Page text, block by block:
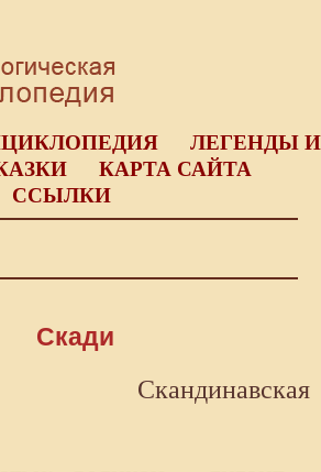
ЛЕГЕНДЫ И
КАРТА САЙТА
ССЫЛКИ
Скади
Скандинавская